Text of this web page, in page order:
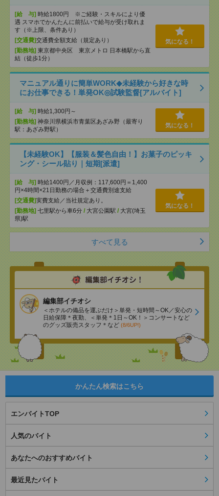
[給 与] 時給1800円 ※ご経験・スキルにより優
遇 スマホでかんたんに前払いで給与が受け取れま
す（※上限、条件あり）
[交通費]交通費全額支給（規定あり）
[勤務地] 東京都中央区 東京メトロ 日本橋駅から直
結（徒歩1分）
気になる！
マニュアル通りに簡単WORK◆未経験から好きな時
にお仕事できる！単発OK◎試験監督[アルバイト]
[給 与] 時給1,300円～
[勤務地] 神奈川県横浜市青葉区あざみ野（最寄り
駅：あざみ野駅）
気になる！
【未経験OK】【服装＆髪色自由！】お菓子のピッキ
ング・シール貼り｜短期[派遣]
[給 与] 時給1400円／月収例：117,600円＝1,400
円×4時間×21日勤務の場合＋交通費別途支給
[交通費]実費支給／当社規定あり。
[勤務地] 七里駅から車6分 / 大宮公園駅 / 大宮(埼玉
県)駅
気になる！
すべて見る
編集部イチオシ
＜ホテルの備品を運ぶだけ＞単発・短時間～OK／安心の
日給保障＊夜勤、＜単発＊1日～OK！＞コンサートなど
のグッズ販売スタッフ＊など (8/6UP!)
かんたん検索はこちら
エンバイトTOP
人気のバイト
あなたへのおすすめバイト
最近見たバイト